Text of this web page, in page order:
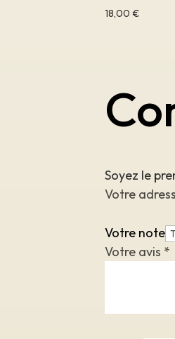
18,00€
Soyez le
Votre
Votre note
Votre avis *